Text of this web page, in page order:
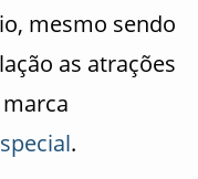
mesmo sendo
as atrações
.